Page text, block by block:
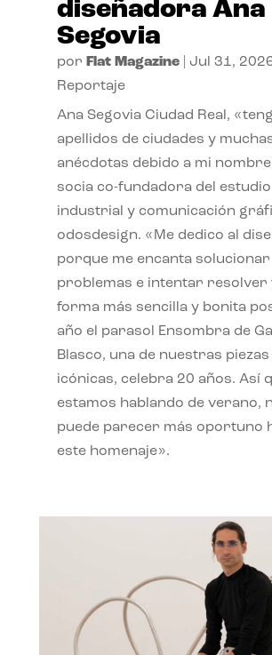
diseñadora Ana
Segovia
por Flat Magazine| Jul 31,
Reportaje
Ana Segovia Ciudad Real,
apellidos de ciudades y
anécdotas debido a mi
socia co-fundadora del
industrial y comunicación
odosdesign. «Me dedico al
porque me encanta solucionar
problemas e intentar resolver
forma más sencilla y bonita
año el parasol Ensombra de
Blasco, una de nuestras piezas
icónicas, celebra 20 años. Así
estamos hablando de verano,
puede parecer más oportuno
este homenaje».